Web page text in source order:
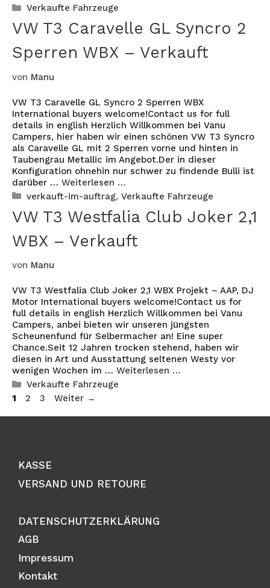
Kategorien
Verkaufte Fahrzeuge
VW T3 Caravelle GL Syncro 2
Sperren WBX – Verkauft
von Manu
VW T3 Caravelle GL Syncro 2 Sperren WBX
International buyers welcome!Contact us for full
details in english Herzlich Willkommen bei Vanu
Campers, hier haben wir einen schönen VW T3 Syncro
als Caravelle GL mit 2 Sperren vorne und hinten in
Taubengrau Metallic im Angebot.Der in dieser
Konfiguration ohnehin nur schwer zu findende Bulli ist
darüber … Weiterlesen …
Kategorien
verkauft-im-auftrag, Verkaufte Fahrzeuge
VW T3 Westfalia Club Joker 2,1
WBX – Verkauft
von Manu
VW T3 Westfalia Club Joker 2,1 WBX Projekt – AAP, DJ
Motor International buyers welcome!Contact us for
full details in english Herzlich Willkommen bei Vanu
Campers, anbei bieten wir unseren jüngsten
Scheunenfund für Selbermacher an! Eine super
Chance.Seit 12 Jahren trocken stehend, haben wir
diesen in Art und Ausstattung seltenen Westy vor
wenigen Wochen im … Weiterlesen …
Kategorien
Verkaufte Fahrzeuge
Seite
1 Seite
2 Seite
3 Weiter →
KASSE
VERSAND UND RETOURE
DATENSCHUTZERKLÄRUNG
AGB
Impressum
Kontakt